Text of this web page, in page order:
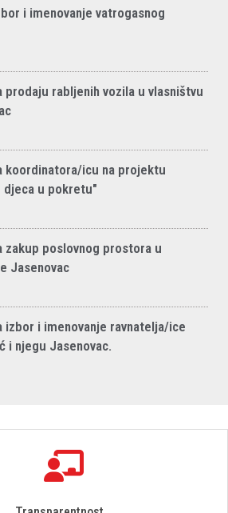
i imenovanje vatrogasnog
prodaju rabljenih vozila u vlasništvu
koordinatora/icu na projektu
djeca u pokretu"
zakup poslovnog prostora u
Jasenovac
izbor i imenovanje ravnatelja/ice
i njegu Jasenovac.